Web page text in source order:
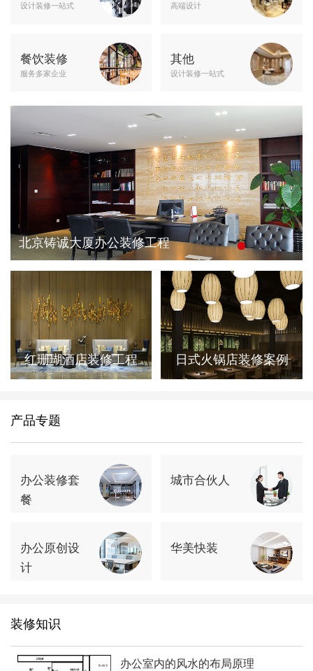
设计装修一站式 高端设计
餐饮装修
服务多家企业
其他
设计装修一站式
北京铸诚大厦办公装修工程
红珊瑚酒店装修工程 日式火锅店装修案例
产品专题
办公装修套
餐
城市合伙人
办公原创设
计
华美快装
装修知识
办公室内的风水的布局原理